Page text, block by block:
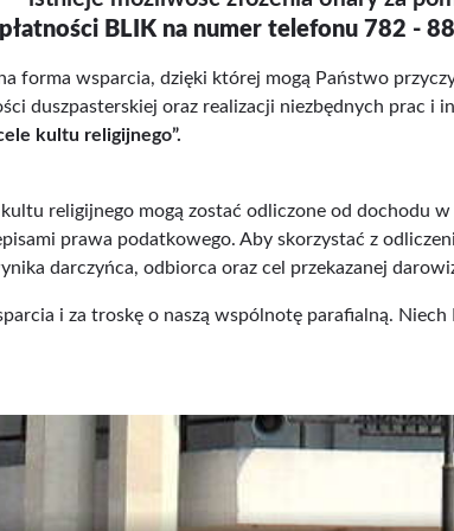
płatności BLIK na numer telefonu 782 -
forma wsparcia, dzięki której mogą Państwo
duszpasterskiej oraz realizacji niezbędnych prac
kultu religijnego”.
religijnego mogą zostać odliczone od dochodu
prawa podatkowego. Aby skorzystać z
darczyńca, odbiorca oraz cel przekazanej
i za troskę o naszą wspólnotę parafialną.